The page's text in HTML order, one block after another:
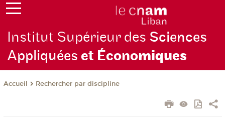
Institut Supérieur des Sciences
Appliquéeset Économiques
Accueil Rechercher par discipline